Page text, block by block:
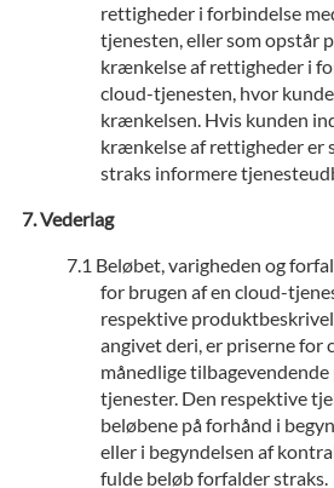
rettigheder i forbindelse
tjenesten, eller som opstår
krænkelse af rettigheder i
cloud-tjenesten, hvor
krænkelsen. Hvis kunden
krænkelse af rettigheder er
straks informere
Vederlag
Beløbet, varigheden og
for brugen af en cloud-
respektive
angivet deri, er priserne for
månedlige
tjenester. Den respektive
beløbene på forhånd i
eller i begyndelsen af
fulde beløb forfalder straks.